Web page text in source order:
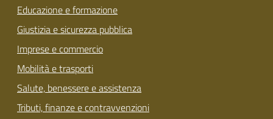
Educazione e formazione
Giustizia e sicurezza pubblica
Imprese e commercio
Mobilità e trasporti
Salute, benessere e assistenza
Tributi, finanze e contravvenzioni